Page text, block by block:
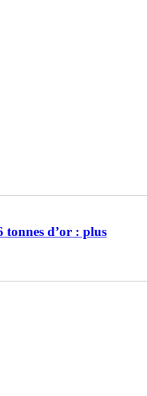
tonnes d’or : plus